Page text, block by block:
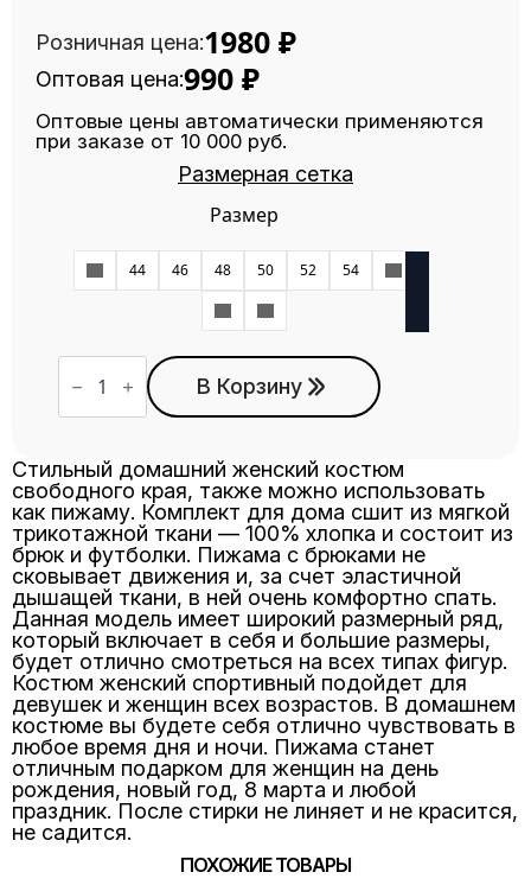
Розничная цена:1980 ₽
Оптовая цена:990 ₽
Оптовые цены автоматически применяются
при заказе от 10 000 руб.
Размерная сетка
Размер
42 44 46 48 50 52 54
56
58
60
Количество
товара
Костюм
КЖ-6
В Корзину
Стильный домашний женский костюм
свободного края, также можно использовать
как пижаму. Комплект для дома сшит из мягкой
трикотажной ткани — 100% хлопка и состоит из
брюк и футболки. Пижама с брюками не
сковывает движения и, за счет эластичной
дышащей ткани, в ней очень комфортно спать.
Данная модель имеет широкий размерный ряд,
который включает в себя и большие размеры,
будет отлично смотреться на всех типах фигур.
Костюм женский спортивный подойдет для
девушек и женщин всех возрастов. В домашнем
костюме вы будете себя отлично чувствовать в
любое время дня и ночи. Пижама станет
отличным подарком для женщин на день
рождения, новый год, 8 марта и любой
праздник. После стирки не линяет и не красится,
не садится.
ПОХОЖИЕ ТОВАРЫ